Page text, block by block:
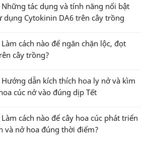
Những tác dụng và tính năng nổi bật
dụng Cytokinin DA6 trên cây trồng
Làm cách nào để ngăn chặn lộc, đọt
cây trồng?
Hướng dẫn kích thích hoa ly nở và kìm
cúc nở vào đúng dịp Tết
Làm cách nào để cây hoa cúc phát triển
và nở hoa đúng thời điểm?